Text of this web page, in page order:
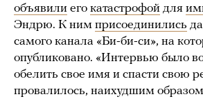
объявили его катастрофой для
Эндрю. К ним присоединились
самого канала «Би-би-си», на
опубликовано. «Интервью было
обелить свое имя и спасти свою
провалилось, наихудшим